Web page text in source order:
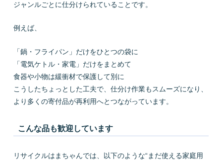
ジャンルごとに仕分けられていることです。
例えば、
「鍋・フライパン」だけをひとつの袋に
「電気ケトル・家電」だけをまとめて
食器や小物は緩衝材で保護して別に
こうしたちょっとした工夫で、仕分け作業もスムーズになり、
より多くの寄付品が再利用へとつながっています。
こんな品も歓迎しています
リサイクルはまちゃんでは、以下のような“まだ使える家庭用